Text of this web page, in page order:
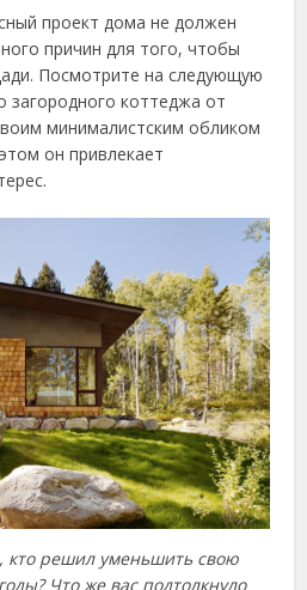
проект дома не должен
причин для того, чтобы
Посмотрите на следующую
коттеджа от
минималистским обликом
он привлекает
кто решил уменьшить свою
Что же вас подтолкнуло